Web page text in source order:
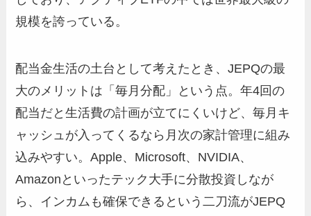
規模を誇っている。
配当金生活の土台として考えたとき、JEPQの最
大のメリットは「毎月分配」という点。年4回の
配当だと生活費の計画が立てにくいけど、毎月キ
ャッシュが入ってくるなら月次の家計管理に組み
込みやすい。Apple、Microsoft、NVIDIA、
Amazonといったテック大手に分散投資しなが
ら、インカムも確保できるという二刀流がJEPQ